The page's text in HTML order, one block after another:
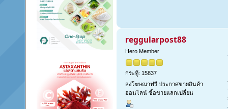
reggularpost88
Hero Member
กระทู้: 15837
ลงโฆษณาฟรี ประกาศขายสินค้า
ออนไลน์ ซื้อขายแลกเปลี่ยน